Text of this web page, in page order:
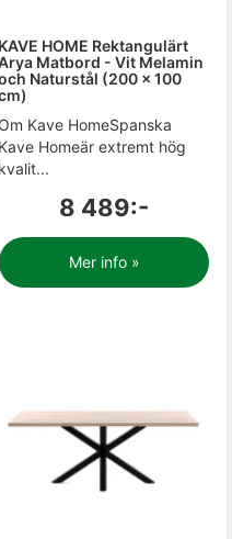
KAVE HOME Rektangulärt
Matbord - Vit Melamin
Naturstål (200 x 100
Om Kave HomeSpanska
Kave Homeär extremt hög
kvalit...
8 489:-
Mer info »